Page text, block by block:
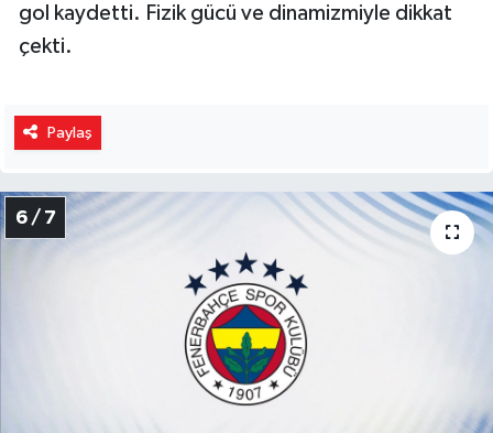
gol kaydetti. Fizik gücü ve dinamizmiyle dikkat
çekti.
Paylaş
6 / 7